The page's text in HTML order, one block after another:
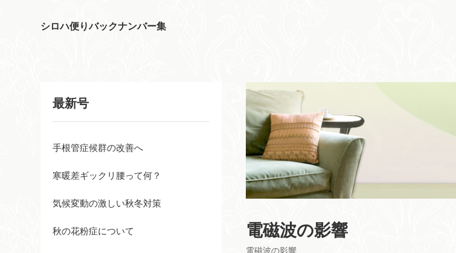
シロハ便りバックナンバー集
電磁波の影響
電磁波の影響
最新号
手根管症候群の改善へ
寒暖差ギックリ腰って何？
気候変動の激しい秋冬対策
秋の花粉症について